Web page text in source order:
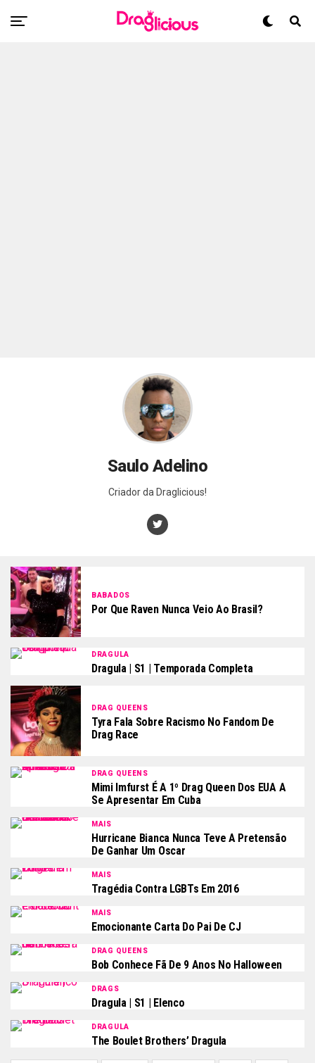
Saulo Adelino
Criador da Draglicious!
BABADOS
Por Que Raven Nunca Veio Ao Brasil?
DRAGULA
Dragula | S1 | Temporada Completa
DRAG QUEENS
Tyra Fala Sobre Racismo No Fandom De
Drag Race
DRAG QUEENS
Mimi Imfurst É A 1º Drag Queen Dos EUA A
Se Apresentar Em Cuba
MAIS
Hurricane Bianca Nunca Teve A Pretensão
De Ganhar Um Oscar
MAIS
Tragédia Contra LGBTs Em 2016
MAIS
Emocionante Carta Do Pai De CJ
DRAG QUEENS
Bob Conhece Fã De 9 Anos No Halloween
DRAGS
Dragula | S1 | Elenco
DRAGULA
The Boulet Brothers’ Dragula